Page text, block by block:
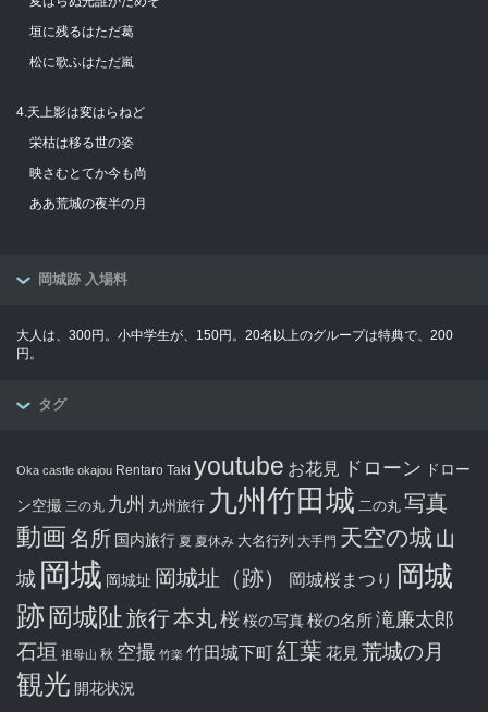
垣に残るはただ葛
松に歌ふはただ嵐
4.天上影は変はらねど
栄枯は移る世の姿
映さむとてか今も尚
ああ荒城の夜半の月
岡城跡 入場料
大人は、300円。小中学生が、150円。20名以上のグループは特典で、200
円。
タグ
Oka castle okajou Rentaro Taki youtube お花見 ドローン ドロー
ン空撮 三の丸 九州 九州旅行 九州竹田城 二の丸 写真
動画名所 国内旅行 夏 夏休み 大名行列 大手門 天空の城 山
城 岡城 岡城址 岡城址（跡） 岡城桜まつり
岡城
跡 岡城阯旅行本丸桜桜の写真桜の名所滝廉太郎
石垣 祖母山 秋 空撮 竹楽 竹田城下町紅葉 花見 荒城の月
観光 開花状況